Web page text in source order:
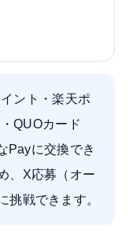
ント・楽天ポ
QUOカード
Payに交換でき
、X応募（オー
挑戦できます。